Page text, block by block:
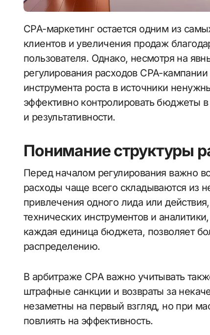
CPA-маркетинг остается одним из самых эффективных способов привлечения
клиентов и увеличения продаж
пользователя. Однако, несмотря на
регулирования расходов CPA-
инструмента роста в источники
эффективно контролировать бюджеты
и результативности.
Понимание структуры
Перед началом регулирования важно
расходы чаще всего складываются из
привлечения одного лида или
технических инструментов и
каждая единица бюджета, позволяет
распределению.
В арбитраже CPA важно учитывать
штрафные санкции и возвраты за
незаметны на первый взгляд, но при
повлиять на эффективность.